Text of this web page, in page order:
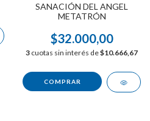
SANACIÓN DEL ANGEL
METATRÓN
$32.000,00
3 cuotas sin interés de$10.666,67